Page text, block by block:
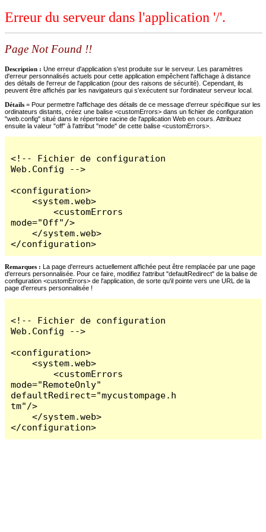
Erreur du serveur dans l'application '/'.
Page Not Found !!
Description : Une erreur d'application s'est produite sur le serveur. Les paramètres
d'erreur personnalisés actuels pour cette application empêchent l'affichage à distance
des détails de l'erreur de l'application (pour des raisons de sécurité). Cependant, ils
peuvent être affichés par les navigateurs qui s'exécutent sur l'ordinateur serveur local.
Détails = Pour permettre l'affichage des détails de ce message d'erreur spécifique sur les
ordinateurs distants, créez une balise <customErrors> dans un fichier de configuration
"web.config" situé dans le répertoire racine de l'application Web en cours. Attribuez
ensuite la valeur "off" à l'attribut "mode" de cette balise <customErrors>.
<!-- Fichier de configuration
Web.Config -->
<configuration>
    <system.web>
        <customErrors
mode="Off"/>
    </system.web>
</configuration>
Remarques : La page d'erreurs actuellement affichée peut être remplacée par une page
d'erreurs personnalisée. Pour ce faire, modifiez l'attribut "defaultRedirect" de la balise de
configuration <customErrors> de l'application, de sorte qu'il pointe vers une URL de la
page d'erreurs personnalisée !
<!-- Fichier de configuration
Web.Config -->
<configuration>
    <system.web>
        <customErrors
mode="RemoteOnly"
defaultRedirect="mycustompage.h
tm"/>
    </system.web>
</configuration>